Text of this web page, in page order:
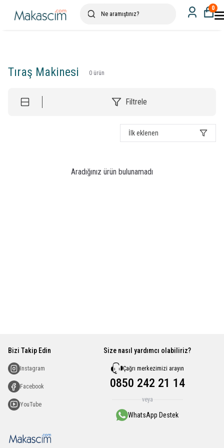
0
Tıraş Makinesi 0 ürün
Filtrele
İlk eklenen
Aradığınız ürün bulunamadı
Bizi Takip Edin
Instagram
Facebook
YouTube
Size nasıl yardımcı olabiliriz?
Çağrı merkezimizi arayın
0850 242 21 14
veya
WhatsApp Destek